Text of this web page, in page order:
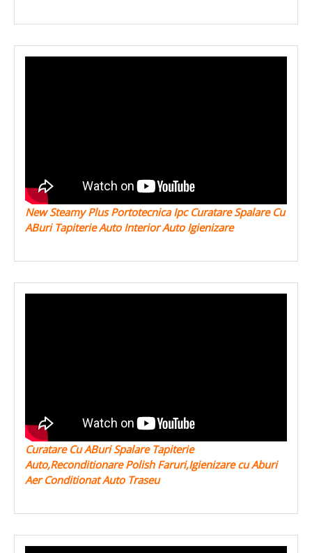
New Steamy Plus Portotecnica Ipc Curatare Spalare Cu
ABuri Tapiterie Auto Interior Auto Igienizare
Curatare Cu ABuri Spalare Tapiterie
Auto,Reconditionare Polish Faruri,Igienizare cu Aburi
Aer Conditionat Auto Traseu